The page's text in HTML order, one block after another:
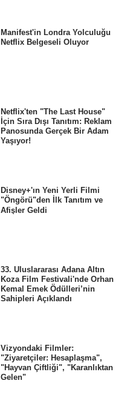
Manifest'in Londra Yolculuğu
Netflix Belgeseli Oluyor
Netflix'ten "The Last House"
İçin Sıra Dışı Tanıtım: Reklam
Panosunda Gerçek Bir Adam
Yaşıyor!
Disney+'ın Yeni Yerli Filmi
"Öngörü"den İlk Tanıtım ve
Afişler Geldi
33. Uluslararası Adana Altın
Koza Film Festivali'nde Orhan
Kemal Emek Ödülleri’nin
Sahipleri Açıklandı
Vizyondaki Filmler:
"Ziyaretçiler: Hesaplaşma",
"Hayvan Çiftliği", "Karanlıktan
Gelen"